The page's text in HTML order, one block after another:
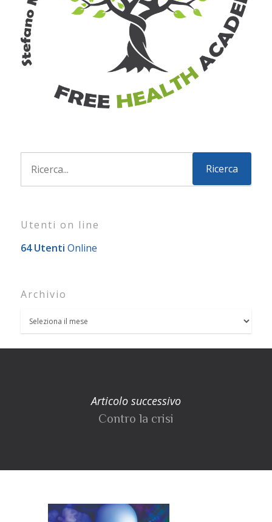
Utenti on line
64 Utenti Online
Archivio
Articolo successivo
Contro la crisi